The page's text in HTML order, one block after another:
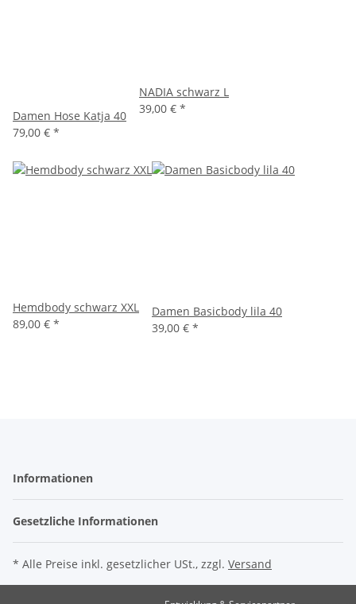
Damen Hose Katja 40
79,00 € *
NADIA schwarz L
39,00 € *
Hemdbody schwarz XXL
89,00 € *
Damen Basicbody lila 40
39,00 € *
Informationen
Gesetzliche Informationen
* Alle Preise inkl. gesetzlicher USt., zzgl. Versand